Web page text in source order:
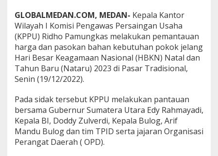
k
a
n
P
e
d
a
g
a
g
J
a
n
g
a
GLOBALMEDAN.COM, MEDAN- Kepala Kantor
Wilayah I Komisi Pengawas Persaingan Usaha
(KPPU) Ridho Pamungkas melakukan pemantauan
harga dan pasokan bahan kebutuhan pokok jelang
Hari Besar Keagamaan Nasional (HBKN) Natal dan
Tahun Baru (Nataru) 2023 di Pasar Tradisional,
Senin (19/12/2022).
Pada sidak tersebut KPPU melakukan pantauan
bersama Gubernur Sumatera Utara Edy Rahmayadi,
Kepala BI, Doddy Zulverdi, Kepala Bulog, Arif
Mandu Bulog dan tim TPID serta jajaran Organisasi
Perangat Daerah ( OPD).